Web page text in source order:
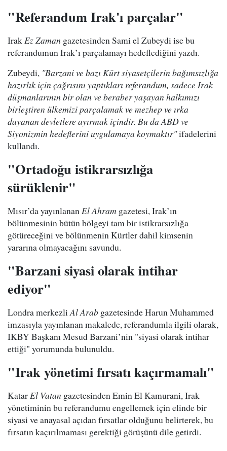
"Referandum Irak'ı parçalar"
IrakEz Zaman gazetesinden Sami el Zubeydi ise bu
referandumun Irak’ı parçalamayı hedeflediğini yazdı.
Zubeydi, "Barzani ve bazı Kürt siyasetçilerin bağımsızlığa
hazırlık için çağrısını yaptıkları referandum, sadece Irak
düşmanlarının bir olan ve beraber yaşayan halkımızı
birleştiren ülkemizi parçalamak ve mezhep ve ırka
dayanan devletlere ayırmak içindir. Bu da ABD ve
Siyonizmin hedeflerini uygulamaya koymaktır"ifadelerini
kullandı.
"Ortadoğu istikrarsızlığa
sürüklenir"
Mısır’da yayınlananEl Ahram gazetesi, Irak’ın
bölünmesinin bütün bölgeyi tam bir istikrarsızlığa
götüreceğini ve bölünmenin Kürtler dahil kimsenin
yararına olmayacağını savundu.
"Barzani siyasi olarak intihar
ediyor"
Londra merkezliAl Arab gazetesinde Harun Muhammed
imzasıyla yayınlanan makalede, referandumla ilgili olarak,
IKBY Başkanı Mesud Barzani’nin "siyasi olarak intihar
ettiği" yorumunda bulunuldu.
"Irak yönetimi fırsatı kaçırmamalı"
KatarEl Vatan gazetesinden Emin El Kamurani, Irak
yönetiminin bu referandumu engellemek için elinde bir
siyasi ve anayasal açıdan fırsatlar olduğunu belirterek, bu
fırsatın kaçırılmaması gerektiği görüşünü dile getirdi.